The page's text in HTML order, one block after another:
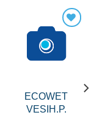
ECOWET
VESIH.P.